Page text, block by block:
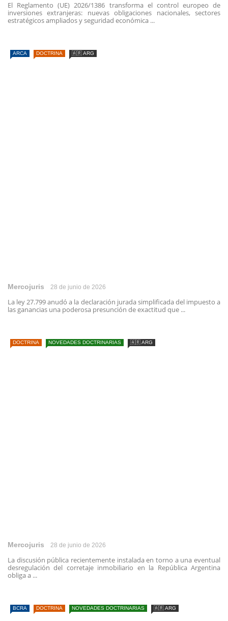
El Reglamento (UE) 2026/1386 transforma el control europeo de
inversiones extranjeras: nuevas obligaciones nacionales, sectores
estratégicos ampliados y seguridad económica ...
ARCA DOCTRINA 🇦🇷 ARG
Mercojuris 28 de junio de 2026
La ley 27.799 anudó a la declaración jurada simplificada del impuesto a
las ganancias una poderosa presunción de exactitud que ...
DOCTRINA NOVEDADES DOCTRINARIAS 🇦🇷 ARG
Mercojuris 28 de junio de 2026
La discusión pública recientemente instalada en torno a una eventual
desregulación del corretaje inmobiliario en la República Argentina
obliga a ...
BCRA DOCTRINA NOVEDADES DOCTRINARIAS 🇦🇷 ARG